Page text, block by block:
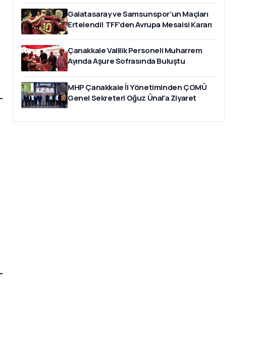
Galatasaray ve Samsunspor’un Maçları
Ertelendi! TFF’den Avrupa Mesaisi Kararı
Çanakkale Valilik Personeli Muharrem
Ayında Aşure Sofrasında Buluştu
MHP Çanakkale İl Yönetiminden ÇOMÜ
Genel Sekreteri Oğuz Ünal'a Ziyaret